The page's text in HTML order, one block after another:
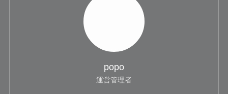
popo
運営管理者